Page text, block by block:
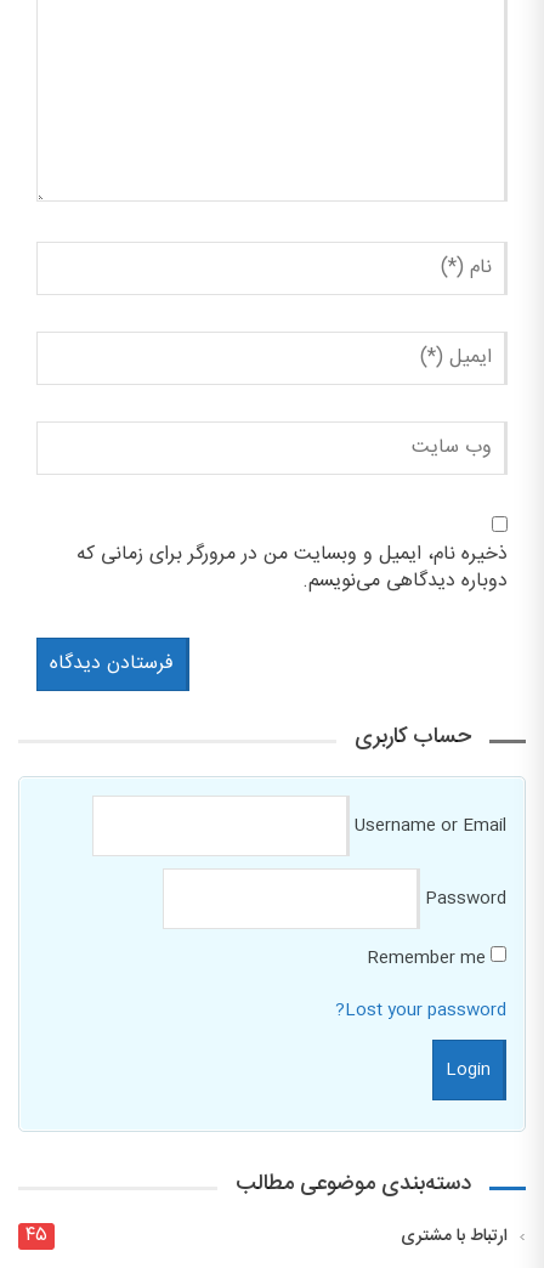
ذخیره نام، ایمیل و وبسایت من در مرورگر برای زمانی که
دوباره دیدگاهی می‌نویسم.
حساب کاربری
Username or Email
Password
Remember me
Lost your password?
دسته‌بندی موضوعی مطالب
ارتباط با مشتری ۴۵